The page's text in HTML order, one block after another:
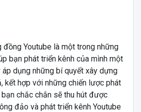
đồng Youtube là một trong những
bạn phát triển kênh của mình một
áp dụng những bí quyết xây dựng
kết hợp với những chiến lược phát
chắc chắn sẽ thu hút được
đảo và phát triển kênh Youtube